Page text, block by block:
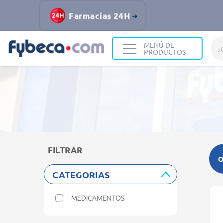
Farmacias 24H
MENÚ DE
PRODUCTOS
Resultados de búsqueda
FILTRAR
CATEGORIAS
MEDICAMENTOS
Refine by Categorias: Medicamentos